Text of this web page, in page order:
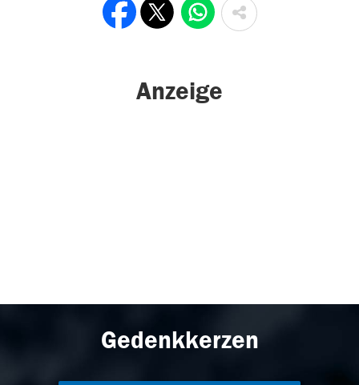
Anzeige
Gedenkkerzen